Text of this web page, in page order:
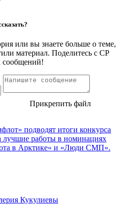
или вы знаете больше о теме,
материал. Поделитесь с СР
Прикрепить файл
подводят итоги конкурса
лучшие работы в номинациях
в Арктике» и «Люди СМП».
Кукулиевы